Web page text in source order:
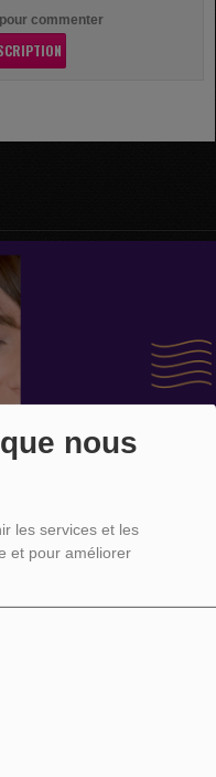
nous
les services et les
et pour améliorer
commenter